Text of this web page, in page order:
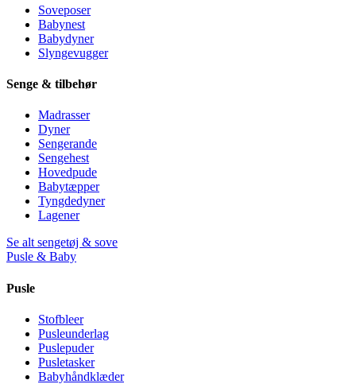
Soveposer
Babynest
Babydyner
Slyngevugger
Senge & tilbehør
Madrasser
Dyner
Sengerande
Sengehest
Hovedpude
Babytæpper
Tyngdedyner
Lagener
Se alt sengetøj & sove
Pusle & Baby
Pusle
Stofbleer
Pusleunderlag
Puslepuder
Pusletasker
Babyhåndklæder